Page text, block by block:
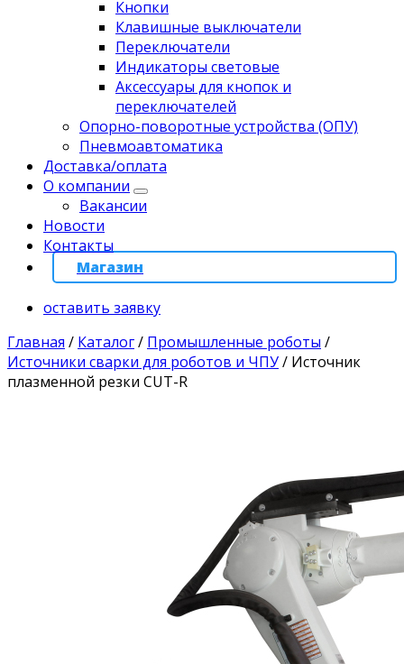
Кнопки
Клавишные выключатели
Переключатели
Индикаторы световые
Аксессуары для кнопок и
переключателей
Опорно-поворотные устройства (ОПУ)
Пневмоавтоматика
Доставка/оплата
О компании
Вакансии
Новости
Контакты
Магазин
оставить заявку
Главная / Каталог/ Промышленные роботы /
Источники сварки для роботов и ЧПУ/ Источник
плазменной резки CUT-R